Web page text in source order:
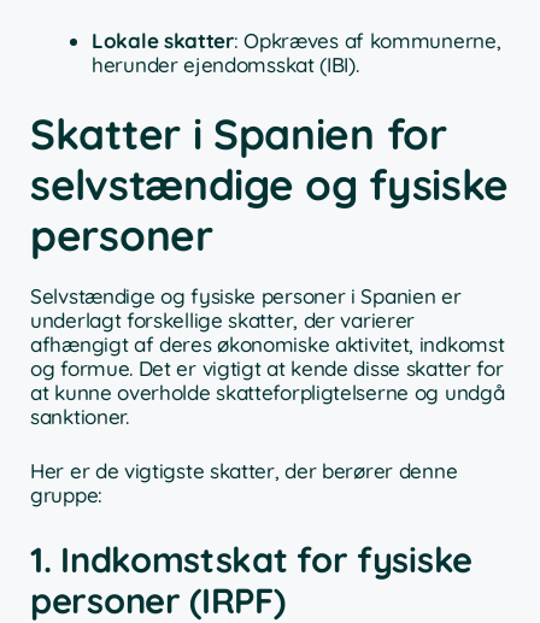
Lokale skatter: Opkræves af kommunerne,
herunder ejendomsskat (IBI).
Skatter i Spanien for
selvstændige og fysiske
personer
Selvstændige og fysiske personer i Spanien er
underlagt forskellige skatter, der varierer
afhængigt af deres økonomiske aktivitet, indkomst
og formue. Det er vigtigt at kende disse skatter for
at kunne overholde skatteforpligtelserne og undgå
sanktioner.
Her er de vigtigste skatter, der berører denne
gruppe:
1. Indkomstskat for fysiske
personer (IRPF)